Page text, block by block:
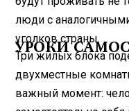
люди с
уголков страны.
УРОКИ
Три жилых блока
двухместные
важный момент: